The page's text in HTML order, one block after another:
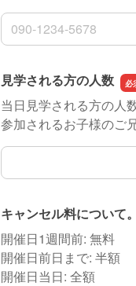
電話番号
見学される方の人数
当日見学される方の人
参加されるお子様のご
見学される方の人数
キャンセル料について。
開催日1週間前: 無料
開催日前日まで: 半額
開催日当日: 全額